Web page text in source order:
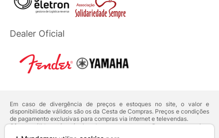
Dealer Oficial
Em caso de divergência de preços e estoques no site, o valor e
disponibilidade válidos são os da Cesta de Compras. Preços e condições
de pagamento exclusivas para compras via internet e televendas.
Ofertas válidas até o término de nossos estoques. Para compras acima